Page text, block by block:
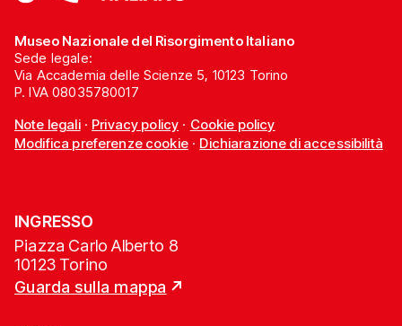
Museo Nazionale del Risorgimento Italiano
Sede legale:
Via Accademia delle Scienze 5, 10123 Torino
P. IVA 08035780017
Note legali· Privacy policy · Cookie policy
Modifica preferenze cookie· Dichiarazione di accessibilità
INGRESSO
Piazza Carlo Alberto 8
10123 Torino
Guarda sulla mappa